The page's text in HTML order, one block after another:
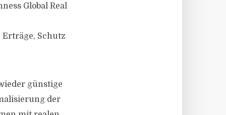
Global Real
Schutz
günstige
der